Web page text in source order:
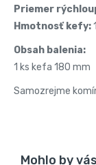
Priemer
Hmotnosť kefy:
Obsah balenia:
1 ks kefa 180 mm
Samozrejme
Mohlo by